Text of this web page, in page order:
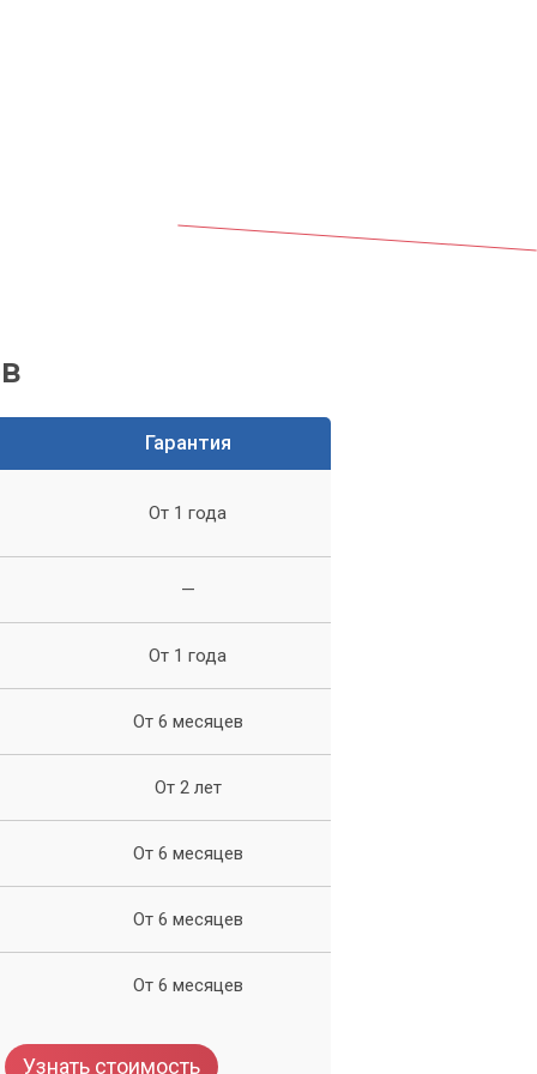
Гарантия
От 1 года
—
От 1 года
От 6 месяцев
От 2 лет
От 6 месяцев
От 6 месяцев
От 6 месяцев
Узнать стоимость